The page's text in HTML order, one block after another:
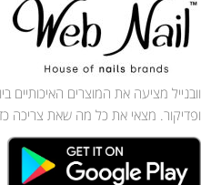
וובנייל מציעה את המוצרים האיכותיים
ופדיקור. מצאי את כל מה שאת צריכה